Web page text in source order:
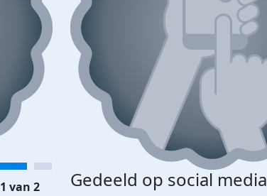
Gedeeld op social media
1 van 2